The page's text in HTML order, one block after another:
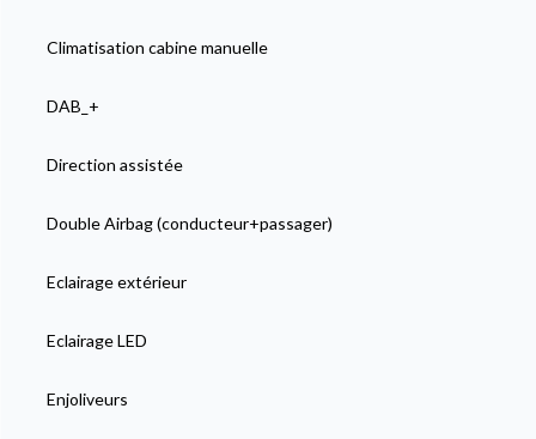
Climatisation cabine manuelle
DAB_+
Direction assistée
Double Airbag (conducteur+passager)
Eclairage extérieur
Eclairage LED
Enjoliveurs